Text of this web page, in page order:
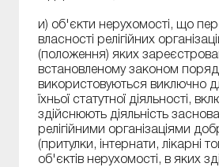
и) об'єкти нерухомості, що
власності релігійних
(положення) яких
встановленому законом
використовуються виключно
їхньої статутної діяльності,
здійснюють діяльність
релігійними організаціями
(притулки, інтернати, лікарні
об'єктів нерухомості, в яких